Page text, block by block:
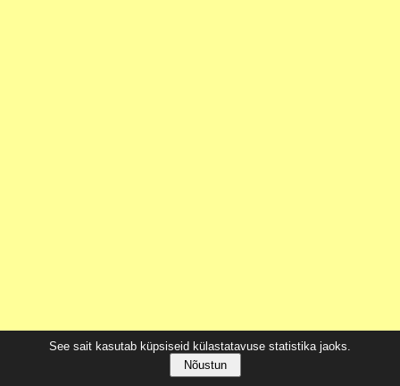
See sait kasutab küpsiseid külastatavuse statistika jaoks.
Nõustun